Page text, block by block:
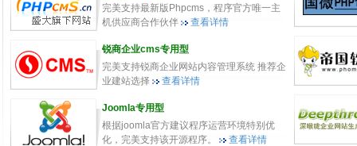
完美支持最新版Phpcms，程序官方唯一主
机供应商合作伙伴
查看详情
锐商企业cms专用型
完美支持锐商企业网站内容管理系统 推荐企
业建站选择
查看详情
Joomla专用型
根据joomla官方建议程序运营环境特别优
化，完美支持该开源程序。
查看详情